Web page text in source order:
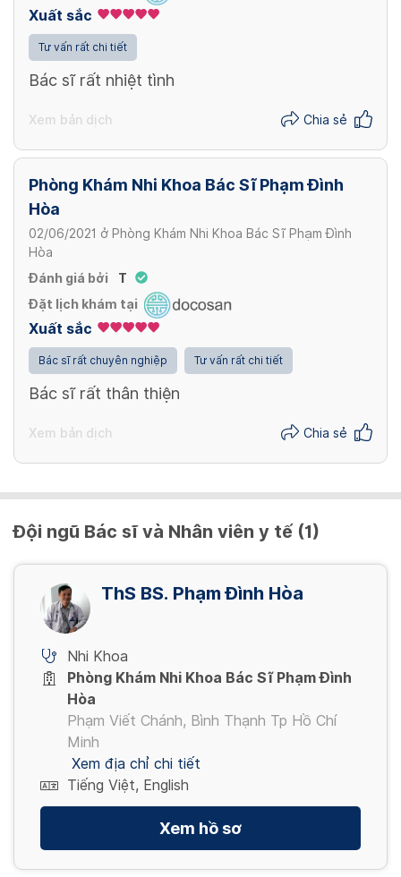
Xuất sắc
Tư vấn rất chi tiết
Bác sĩ rất nhiệt tình
Xem bản dịch Chia sẻ
Phòng Khám Nhi Khoa Bác Sĩ Phạm Đình
Hòa
02/06/2021 ở Phòng Khám Nhi Khoa Bác Sĩ Phạm Đình
Hòa
Đánh giá bởi
T
Đặt lịch khám tại
Xuất sắc
Bác sĩ rất chuyên nghiệp Tư vấn rất chi tiết
Bác sĩ rất thân thiện
Xem bản dịch Chia sẻ
Đội ngũ Bác sĩ và Nhân viên y tế (1)
ThS BS. Phạm Đình Hòa
Nhi Khoa
Phòng Khám Nhi Khoa Bác Sĩ Phạm Đình
Hòa
Phạm Viết Chánh, Bình Thạnh Tp Hồ Chí
Minh
Xem địa chỉ chi tiết
Tiếng Việt, English
Xem hồ sơ